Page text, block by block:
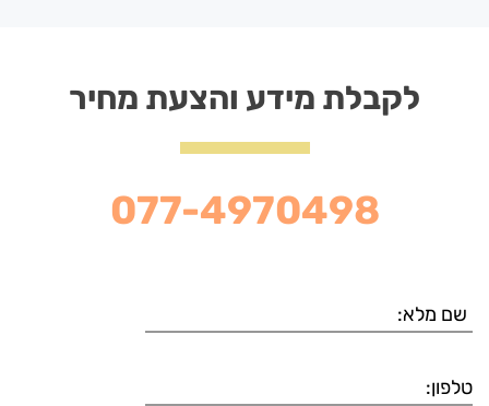
לקבלת מידע והצעת מחיר
077-4970498